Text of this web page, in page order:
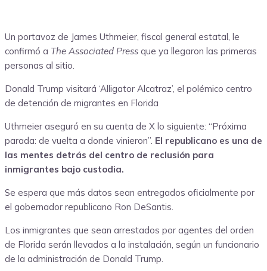
Un portavoz de James Uthmeier, fiscal general estatal, le
confirmó a The Associated Press que ya llegaron las primeras
personas al sitio.
Donald Trump visitará ‘Alligator Alcatraz’, el polémico centro
de detención de migrantes en Florida
Uthmeier aseguró en su cuenta de X lo siguiente: “Próxima
parada: de vuelta a donde vinieron”. El republicano es una de
las mentes detrás del centro de reclusión para
inmigrantes bajo custodia.
Se espera que más datos sean entregados oficialmente por
el gobernador republicano Ron DeSantis.
Los inmigrantes que sean arrestados por agentes del orden
de Florida serán llevados a la instalación, según un funcionario
de la administración de Donald Trump.